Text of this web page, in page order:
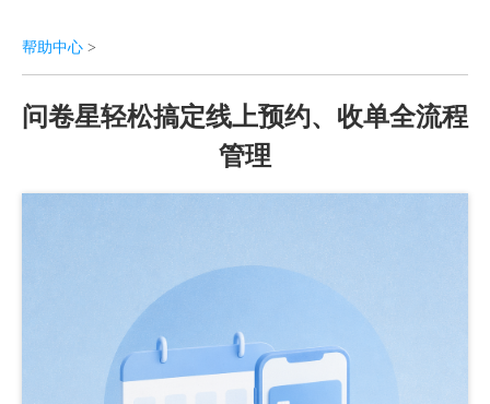
帮助中心 >
问卷星轻松搞定线上预约、收单全流程
管理